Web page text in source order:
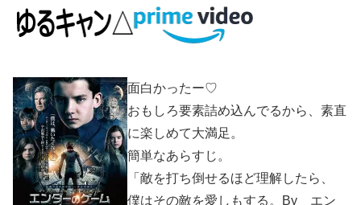
面白かったー♡
おもしろ要素詰め込んでるから、素直
に楽しめて大満足。
簡単なあらすじ。
「敵を打ち倒せるほど理解したら、
僕はその敵を愛しもする。By エン